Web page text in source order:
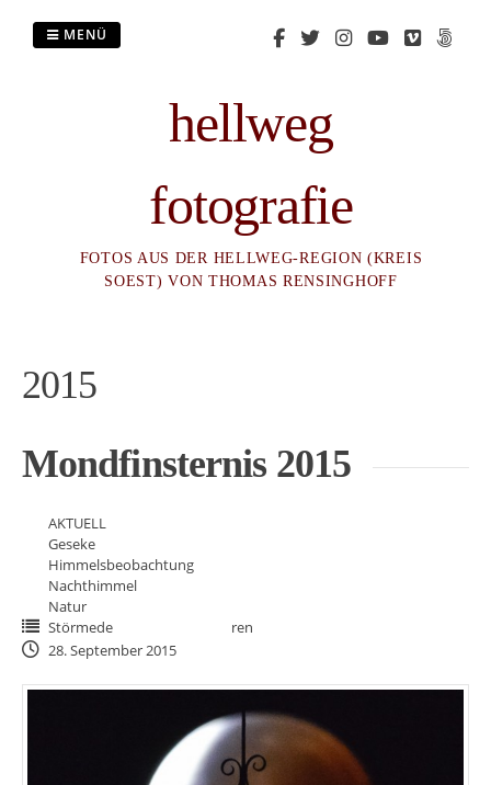
hellweg
fotografie
FOTOS AUS DER HELLWEG-REGION (KREIS
SOEST) VON THOMAS RENSINGHOFF
MENÜ
2015
Mondfinsternis 2015
AKTUELL
Geseke
Himmelsbeobachtung
Nachthimmel
Natur
Störmede
ren
28. September 2015